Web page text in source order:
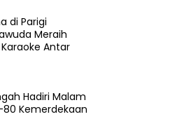
di Parigi
Meraih
Antar
Hadiri Malam
80 Kemerdekaan